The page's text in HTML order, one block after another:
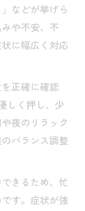
などが挙げら
や不安、不
に幅広く対応
正確に確認
しく押し、少
夜のリラック
バランス調整
きるため、忙
す。症状が強